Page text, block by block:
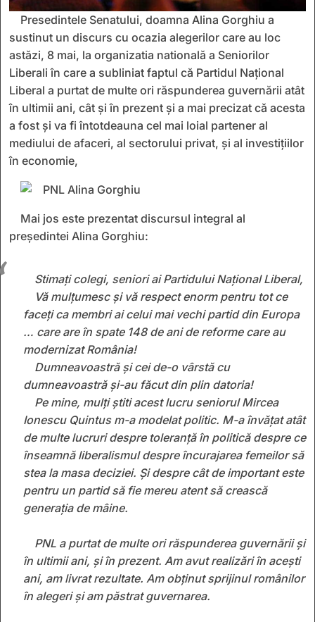
Presedintele Senatului, doamna Alina Gorghiu a
sustinut un discurs cu ocazia alegerilor care au loc
astăzi, 8 mai, la organizatia natională a Seniorilor
Liberali în care a subliniat faptul că Partidul Național
Liberal a purtat de multe ori răspunderea guvernării atât
în ultimii ani, cât și în prezent și a mai precizat că acesta
a fost și va fi întotdeauna cel mai loial partener al
mediului de afaceri, al sectorului privat, și al investițiilor
în economie,
Mai jos este prezentat discursul integral al
președintei Alina Gorghiu:
Stimați colegi, seniori ai Partidului Național Liberal,
Vă mulțumesc și vă respect enorm pentru tot ce
faceți ca membri ai celui mai vechi partid din Europa
… care are în spate 148 de ani de reforme care au
modernizat România!
Dumneavoastră și cei de-o vârstă cu
dumneavoastră și-au făcut din plin datoria!
Pe mine, mulți știti acest lucru seniorul Mircea
Ionescu Quintus m-a modelat politic. M-a învățat atât
de multe lucruri despre toleranță în politică despre ce
înseamnă liberalismul despre încurajarea femeilor să
stea la masa deciziei. Și despre cât de important este
pentru un partid să fie mereu atent să crească
generația de mâine.
PNL a purtat de multe ori răspunderea guvernării și
în ultimii ani, și în prezent. Am avut realizări în acești
ani, am livrat rezultate. Am obținut sprijinul românilor
în alegeri și am păstrat guvernarea.